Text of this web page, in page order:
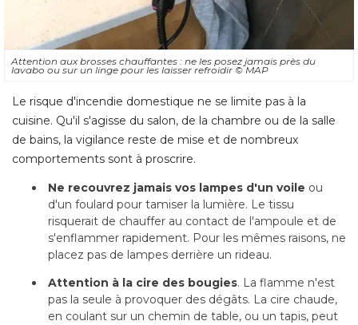
Attention aux brosses chauffantes : ne les posez jamais près du
lavabo ou sur un linge pour les laisser refroidir © MAP
Le risque d'incendie domestique ne se limite pas à la
cuisine. Qu'il s'agisse du salon, de la chambre ou de la salle
de bains, la vigilance reste de mise et de nombreux
comportements sont à proscrire.
Ne recouvrez jamais vos lampes d'un voile ou
d'un foulard pour tamiser la lumière. Le tissu
risquerait de chauffer au contact de l'ampoule et de
s'enflammer rapidement. Pour les mêmes raisons, ne
placez pas de lampes derrière un rideau.
Attention à la cire des bougies. La flamme n'est
pas la seule à provoquer des dégâts. La cire chaude,
en coulant sur un chemin de table, ou un tapis, peut